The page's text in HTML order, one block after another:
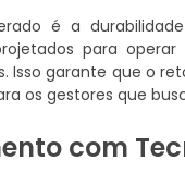
é a
para
Isso garante que o
os gestores que
com